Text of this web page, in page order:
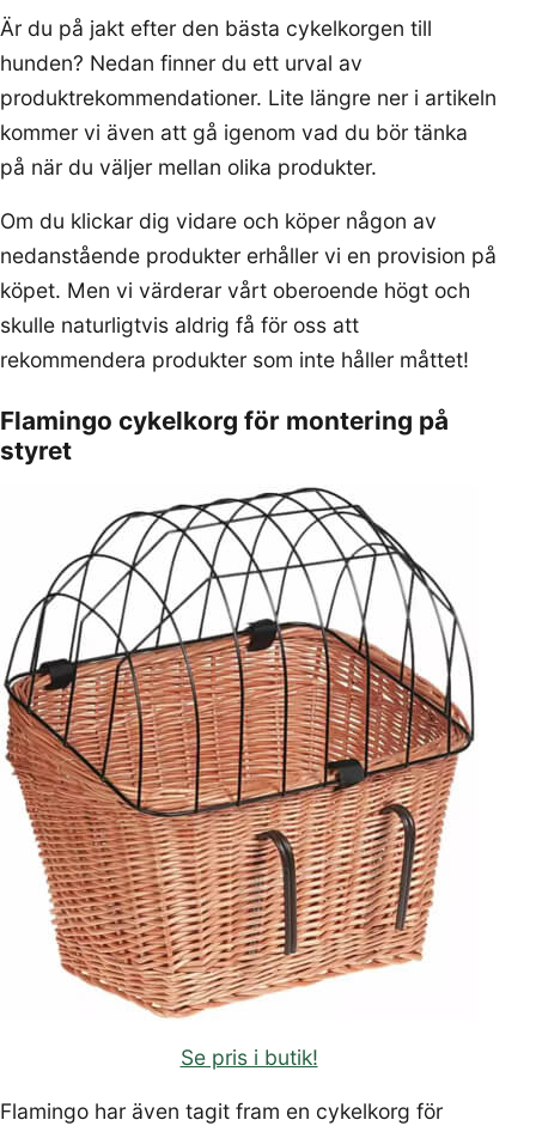
Är du på jakt efter den bästa cykelkorgen till
hunden? Nedan finner du ett urval av
produktrekommendationer. Lite längre ner i artikeln
kommer vi även att gå igenom vad du bör tänka
på när du väljer mellan olika produkter.
Om du klickar dig vidare och köper någon av
nedanstående produkter erhåller vi en provision på
köpet. Men vi värderar vårt oberoende högt och
skulle naturligtvis aldrig få för oss att
rekommendera produkter som inte håller måttet!
Flamingo cykelkorg för montering på
styret
Se pris i butik!
Flamingo har även tagit fram en cykelkorg för